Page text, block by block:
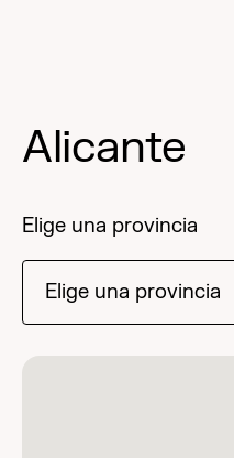
Alicante
Elige una provincia
Elige una provincia
Alicante